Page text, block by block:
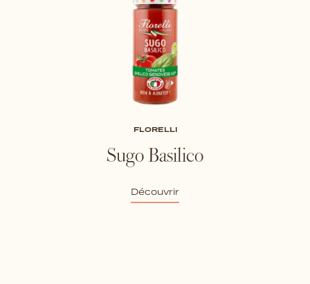
FLORELLI
Sugo Basilico
Découvrir